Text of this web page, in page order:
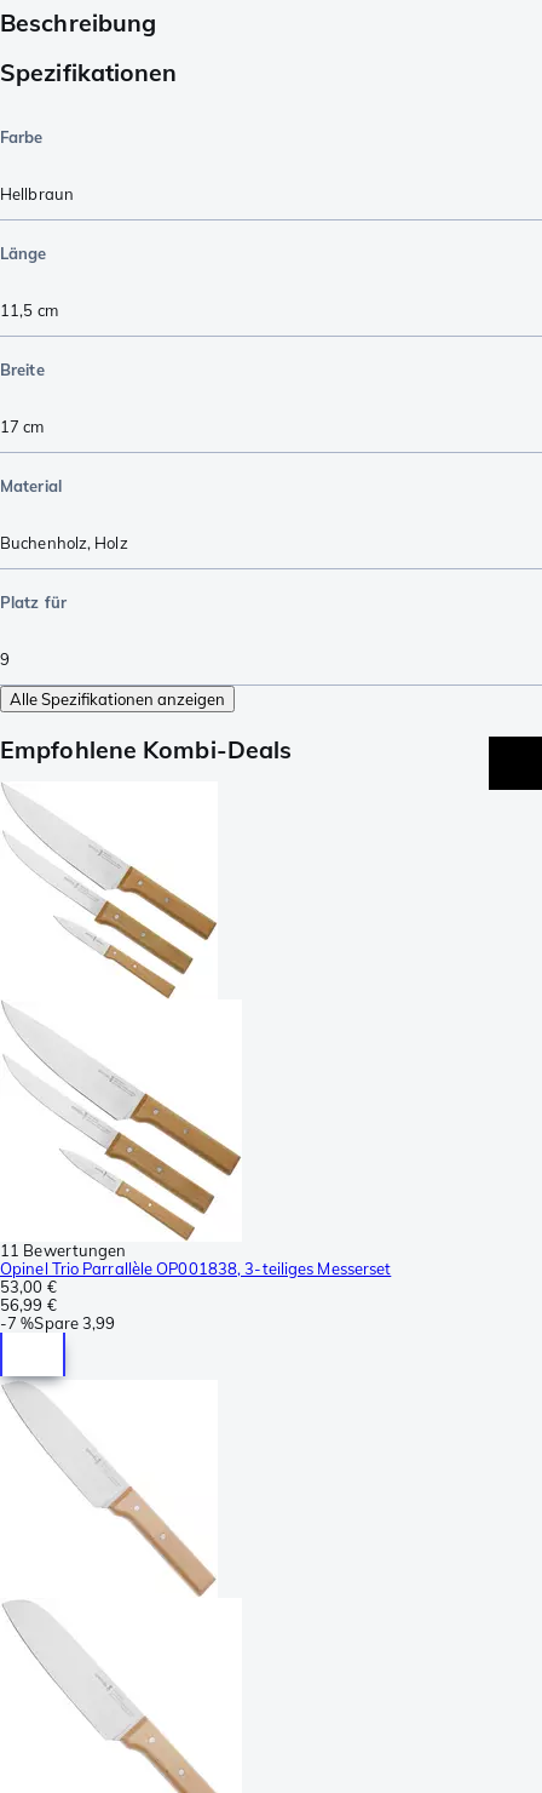
Beschreibung
Spezifikationen
Farbe
Hellbraun
Länge
11,5 cm
Breite
17 cm
Material
Buchenholz, Holz
Platz für
9
Alle Spezifikationen anzeigen
Empfohlene Kombi-Deals
11 Bewertungen
Opinel Trio Parrallèle OP001838, 3-teiliges Messerset
53,00 €
56,99 €
-7 %Spare3,99